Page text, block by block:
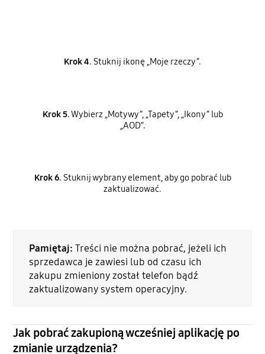
Krok 4. Stuknij ikonę „Moje rzeczy”.
Krok 5. Wybierz „Motywy”, „Tapety”, „Ikony” lub
„AOD”.
Krok 6. Stuknij wybrany element, aby go pobrać lub
zaktualizować.
Pamiętaj: Treści nie można pobrać, jeżeli ich
sprzedawca je zawiesi lub od czasu ich
zakupu zmieniony został telefon bądź
zaktualizowany system operacyjny.
Jak pobrać zakupioną wcześniej aplikację po
zmianie urządzenia?